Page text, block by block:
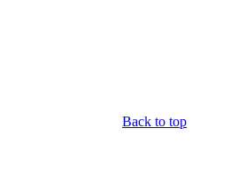
Back to top